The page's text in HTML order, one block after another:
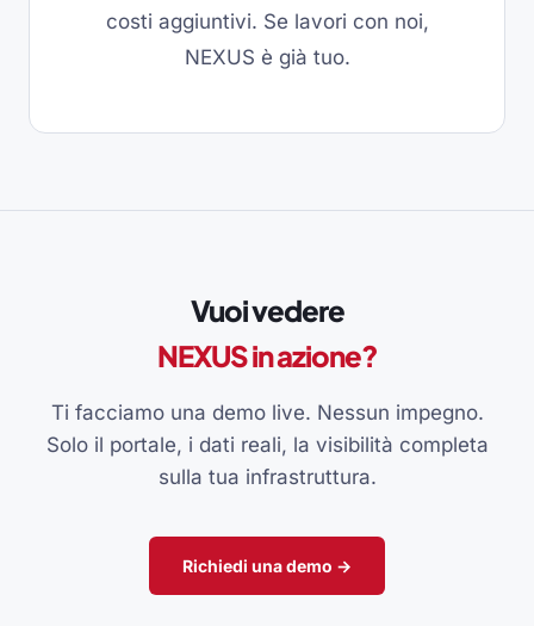
costi aggiuntivi. Se lavori con noi,
NEXUS è già tuo.
Vuoi vedere
NEXUS in azione?
Ti facciamo una demo live. Nessun impegno.
Solo il portale, i dati reali, la visibilità completa
sulla tua infrastruttura.
Richiedi una demo →